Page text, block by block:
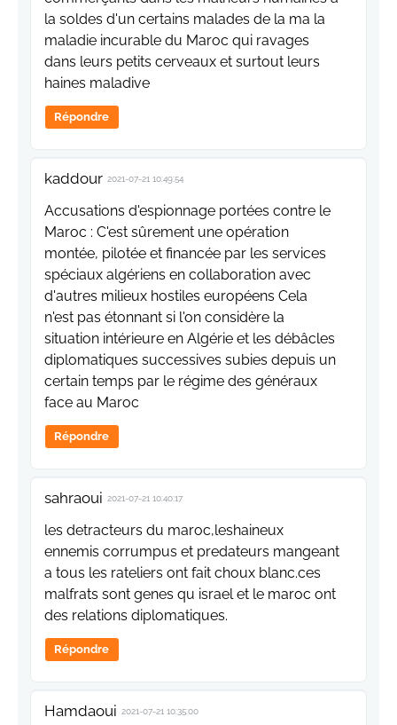
la soldes d'un certains malades de la ma la
maladie incurable du Maroc qui ravages
dans leurs petits cerveaux et surtout leurs
haines maladive
Répondre
kaddour 2021-07-21 10:49:54
Accusations d'espionnage portées contre le
Maroc : C'est sûrement une opération
montée, pilotée et financée par les services
spéciaux algériens en collaboration avec
d'autres milieux hostiles européens Cela
n'est pas étonnant si l'on considère la
situation intérieure en Algérie et les débâcles
diplomatiques successives subies depuis un
certain temps par le régime des généraux
face au Maroc
Répondre
sahraoui 2021-07-21 10:40:17
les detracteurs du maroc,leshaineux
ennemis corrumpus et predateurs mangeant
a tous les rateliers ont fait choux blanc.ces
malfrats sont genes qu israel et le maroc ont
des relations diplomatiques.
Répondre
Hamdaoui 2021-07-21 10:35:00